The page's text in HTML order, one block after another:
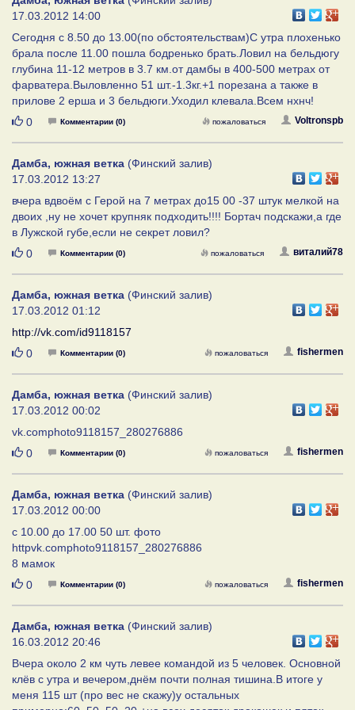
17.03.2012 14:00
Сегодня с 8.50 до 13.00(по обстоятельствам)С утра плохенько
брала после 11.00 пошла бодренько брать.Ловил на бельдюгу
глубина 11-12 метров в 3.7 км.от дамбы в 400-500 метрах от
фарватера.Выловленно 51 шт.-1.3кг.+1 порезана а также в
прилове 2 ерша и 3 бельдюги.Уходил клевала.Всем нхнч!
Нравится
0 Комментарии (0) Voltronspb
пожаловаться
Дамба, южная ветка (Финский залив)
17.03.2012 13:27
вчера вдвоём с Герой на 7 метрах до15 00 -37 штук мелкой на
двоих ,ну не хочет крупняк подходить!!!! Бортач подскажи,а где
в Лужской губе,если не секрет ловил?
Нравится
0 Комментарии (0) виталий78
пожаловаться
Дамба, южная ветка (Финский залив)
17.03.2012 01:12
http://vk.com/id9118157
Нравится
0 Комментарии (0) fishermen
пожаловаться
Дамба, южная ветка (Финский залив)
17.03.2012 00:02
vk.comphoto9118157_280276886
Нравится
0 Комментарии (0) fishermen
пожаловаться
Дамба, южная ветка (Финский залив)
17.03.2012 00:00
c 10.00 до 17.00 50 шт. фото
httpvk.comphoto9118157_280276886
8 мамок
Нравится
0 Комментарии (0) fishermen
пожаловаться
Дамба, южная ветка (Финский залив)
16.03.2012 20:46
Вчера около 2 км чуть левее командой из 5 человек. Основной
клёв с утра и вечером,днём почти полная тишина.В итоге у
меня 115 шт (про вес не скажу)у остальных